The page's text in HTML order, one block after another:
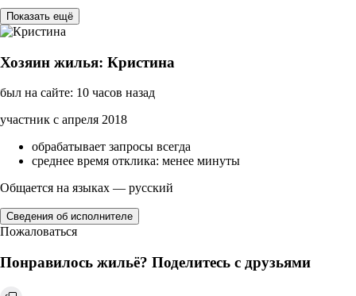
Показать ещё
Хозяин жилья: Кристина
был на сайте: 10 часов назад
участник с апреля 2018
обрабатывает запросы всегда
среднее время отклика: менее минуты
Общается на языках — русский
Сведения об исполнителе
Пожаловаться
Понравилось жильё? Поделитесь с друзьями